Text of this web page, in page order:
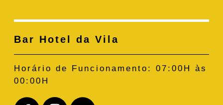
Bar Hotel da Vila
Horário de Funcionamento:
07:00H às
00:00H